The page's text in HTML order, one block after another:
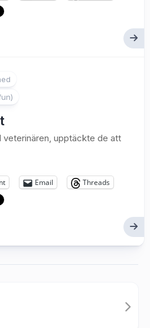
veterinären, upptäckte de att
Email
Threads